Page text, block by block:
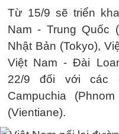
Từ 15/9 sẽ triển
Nam - Trung Quốc
Nhật Bản (Tokyo),
Việt Nam - Đài
22/9 đối với các
Campuchia
(Vientiane).